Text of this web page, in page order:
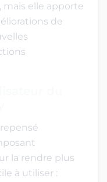
mais elle apporte
de
la rendre plus
à utiliser :